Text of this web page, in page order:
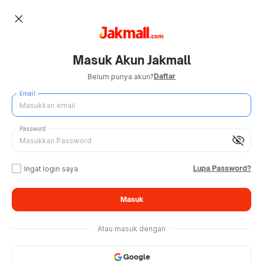
close
Masuk Akun Jakmall
Belum punya akun?Daftar
Email
visibility_off
Password
Ingat login saya Lupa Password?
Masuk
Atau masuk dengan
Google